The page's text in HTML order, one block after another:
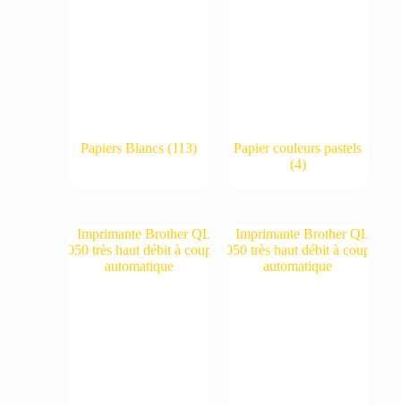
Papiers Blancs(113)
Papier couleurs pastels
(4)